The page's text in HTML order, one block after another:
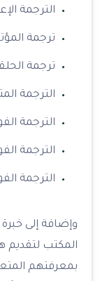
الترجمة
ترجمة
ترجمة
الترجمة
الترجمة
الترجمة
الترجمة
وإضافة إلى
المكتب لتقديم
بمعرفتهم